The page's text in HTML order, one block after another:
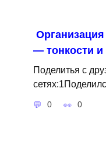
— тонкости
Поделитья с
0 0